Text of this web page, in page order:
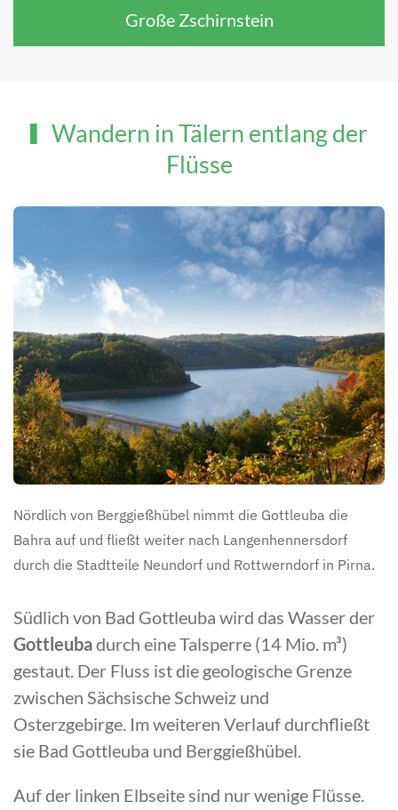
Große Zschirnstein
Wandern in Tälern entlang der
Flüsse
Nördlich von Berggießhübel nimmt die Gottleuba die
Bahra auf und fließt weiter nach Langenhennersdorf
durch die Stadtteile Neundorf und Rottwerndorf in Pirna.
Südlich von Bad Gottleuba wird das Wasser der
Gottleubadurch eine Talsperre (14 Mio. m³)
gestaut. Der Fluss ist die geologische Grenze
zwischen Sächsische Schweiz und
Osterzgebirge. Im weiteren Verlauf durchfließt
sie Bad Gottleuba und Berggießhübel.
Auf der linken Elbseite sind nur wenige Flüsse.